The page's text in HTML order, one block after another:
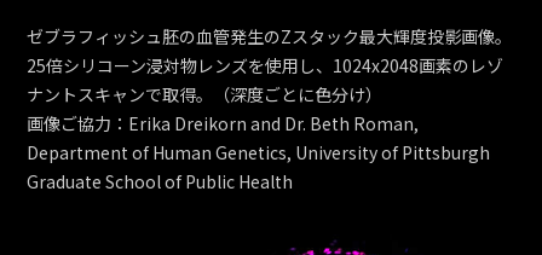
ゼブラフィッシュ胚の血管発生のZスタック最大輝度投影画像。
25倍シリコーン浸対物レンズを使用し、1024x2048画素のレゾ
ナントスキャンで取得。（深度ごとに色分け）
画像ご協力：Erika Dreikorn and Dr. Beth Roman,
Department of Human Genetics, University of Pittsburgh
Graduate School of Public Health